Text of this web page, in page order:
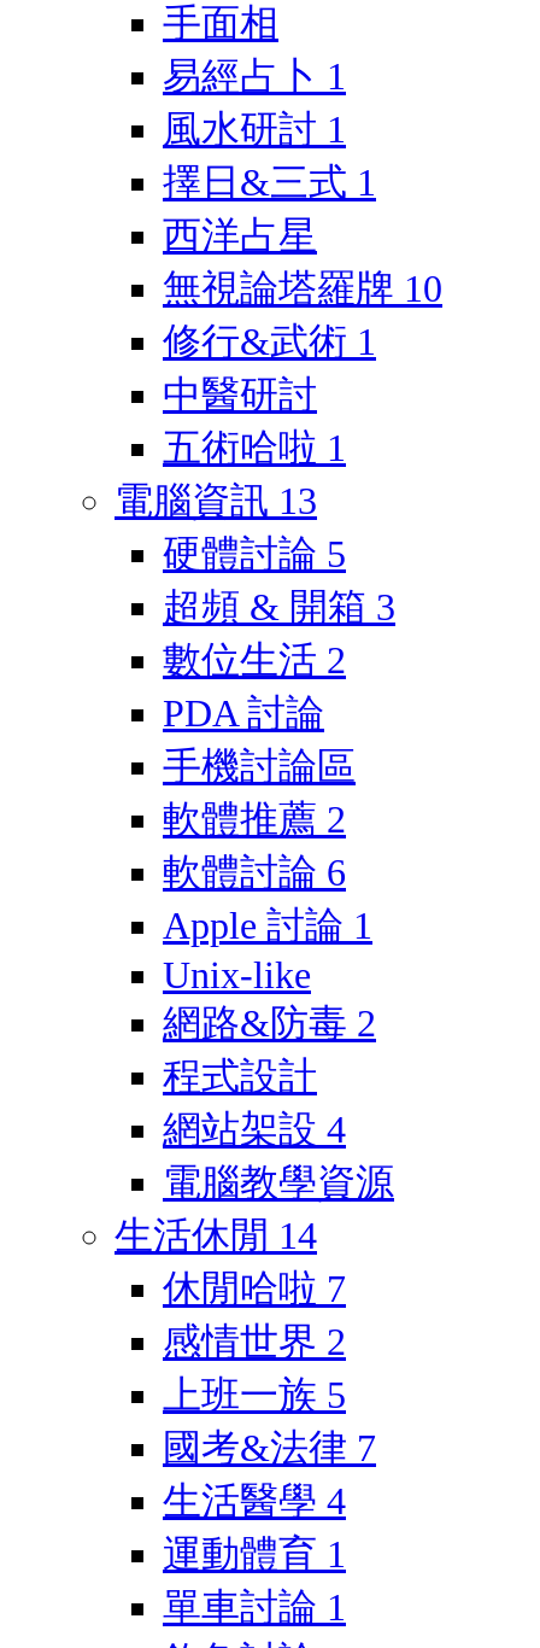
手面相
易經占卜 1
風水研討 1
擇日&三式 1
西洋占星
無視論塔羅牌 10
修行&武術 1
中醫研討
五術哈啦 1
電腦資訊 13
硬體討論 5
超頻 & 開箱 3
數位生活 2
PDA 討論
手機討論區
軟體推薦 2
軟體討論 6
Apple 討論 1
Unix-like
網路&防毒 2
程式設計
網站架設 4
電腦教學資源
生活休閒 14
休閒哈啦 7
感情世界 2
上班一族 5
國考&法律 7
生活醫學 4
運動體育 1
單車討論 1